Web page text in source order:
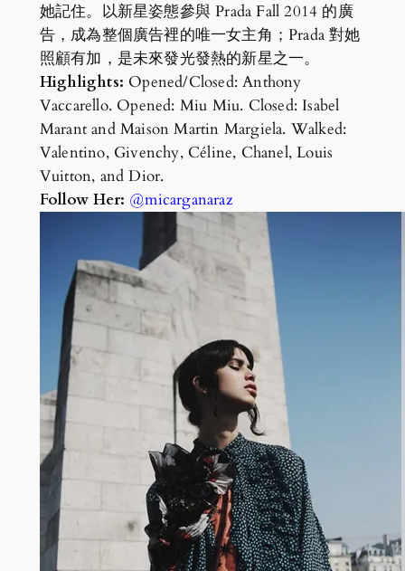
她記住。以新星姿態參與 Prada Fall 2014 的廣
告，成為整個廣告裡的唯一女主角；Prada 對她
照顧有加，是未來發光發熱的新星之一。
Highlights: Opened/Closed: Anthony
Vaccarello. Opened: Miu Miu. Closed: Isabel
Marant and Maison Martin Margiela. Walked:
Valentino, Givenchy, Céline, Chanel, Louis
Vuitton, and Dior.
Follow Her: @micarganaraz